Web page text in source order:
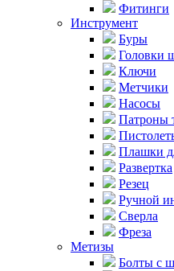
Фитинги
Инструмент
Буры
Головки
Ключи
Метчики
Насосы
Патроны
Плашки
Развертка
Резец
Ручной
Сверла
Фреза
Метизы
Болты с